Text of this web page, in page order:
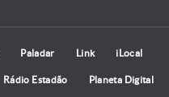
Paladar Link iLocal
Rádio Estadão Planeta Digital